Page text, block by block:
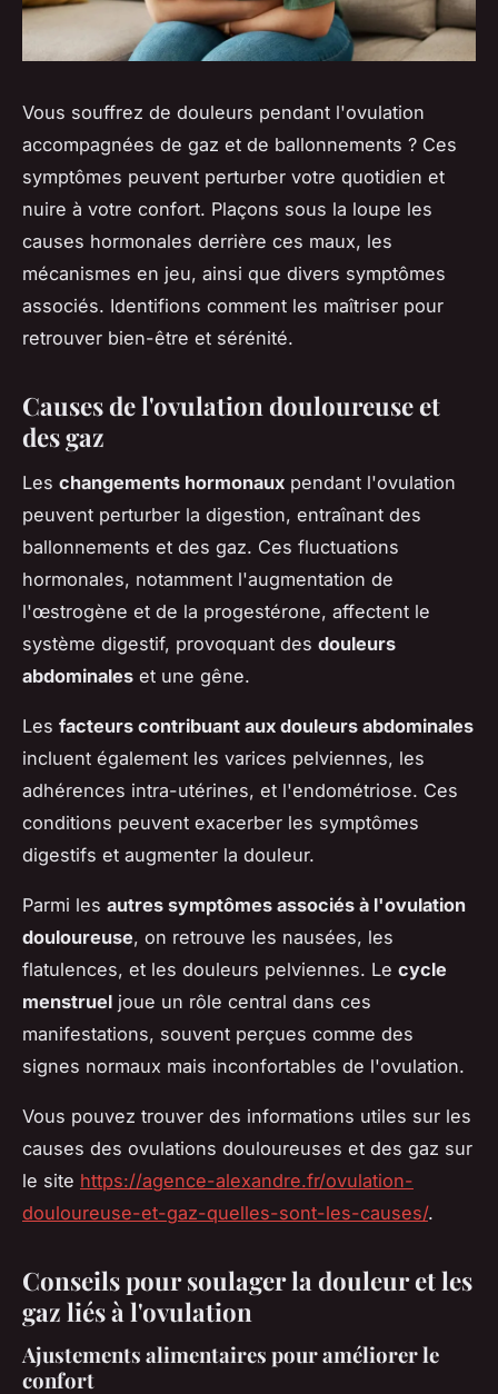
Vous souffrez de douleurs pendant l'ovulation
accompagnées de gaz et de ballonnements ? Ces
symptômes peuvent perturber votre quotidien et
nuire à votre confort. Plaçons sous la loupe les
causes hormonales derrière ces maux, les
mécanismes en jeu, ainsi que divers symptômes
associés. Identifions comment les maîtriser pour
retrouver bien-être et sérénité.
Causes de l'ovulation douloureuse et
des gaz
Les changements hormonaux pendant l'ovulation
peuvent perturber la digestion, entraînant des
ballonnements et des gaz. Ces fluctuations
hormonales, notamment l'augmentation de
l'œstrogène et de la progestérone, affectent le
système digestif, provoquant des douleurs
abdominales et une gêne.
Les facteurs contribuant aux douleurs abdominales
incluent également les varices pelviennes, les
adhérences intra-utérines, et l'endométriose. Ces
conditions peuvent exacerber les symptômes
digestifs et augmenter la douleur.
Parmi les autres symptômes associés à l'ovulation
douloureuse, on retrouve les nausées, les
flatulences, et les douleurs pelviennes. Le cycle
menstruel joue un rôle central dans ces
manifestations, souvent perçues comme des
signes normaux mais inconfortables de l'ovulation.
Vous pouvez trouver des informations utiles sur les
causes des ovulations douloureuses et des gaz sur
le site https://agence-alexandre.fr/ovulation-
douloureuse-et-gaz-quelles-sont-les-causes/.
Conseils pour soulager la douleur et les
gaz liés à l'ovulation
Ajustements alimentaires pour améliorer le
confort